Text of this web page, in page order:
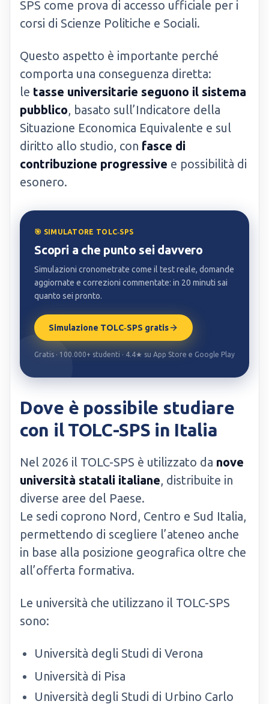
SPS come prova di accesso ufficiale per i
corsi di Scienze Politiche e Sociali.
Questo aspetto è importante perché
comporta una conseguenza diretta:
le tasse universitarie seguono il sistema
pubblico, basato sull’Indicatore della
Situazione Economica Equivalente e sul
diritto allo studio, con fasce di
contribuzione progressive e possibilità di
esonero.
🎯 SIMULATORE TOLC‑SPS
Scopri a che punto sei davvero
Simulazioni cronometrate come il test reale, domande
aggiornate e correzioni commentate: in 20 minuti sai
quanto sei pronto.
Simulazione TOLC‑SPS gratis
Gratis · 100.000+ studenti · 4.4★ su App Store e Google Play
Dove è possibile studiare
con il TOLC-SPS in Italia
Nel 2026 il TOLC-SPS è utilizzato da nove
università statali italiane, distribuite in
diverse aree del Paese.
Le sedi coprono Nord, Centro e Sud Italia,
permettendo di scegliere l’ateneo anche
in base alla posizione geografica oltre che
all’offerta formativa.
Le università che utilizzano il TOLC-SPS
sono:
Università degli Studi di Verona
Università di Pisa
Università degli Studi di Urbino Carlo